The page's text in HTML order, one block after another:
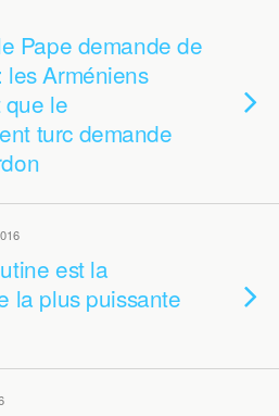
Pape demande de
Arméniens
le
turc demande
est la
la plus puissante